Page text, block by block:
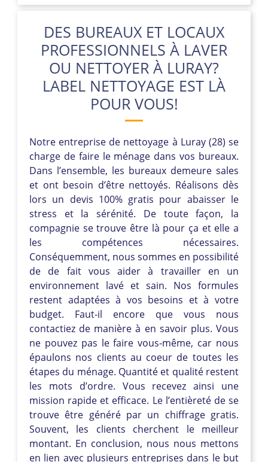
DES BUREAUX ET LOCAUX
PROFESSIONNELS À LAVER
OU NETTOYER À LURAY?
LABEL NETTOYAGE EST LÀ
POUR VOUS!
Notre entreprise de nettoyage à Luray (28) se
charge de faire le ménage dans vos bureaux.
Dans l’ensemble, les bureaux demeure sales
et ont besoin d’être nettoyés. Réalisons dès
lors un devis 100% gratis pour abaisser le
stress et la sérénité. De toute façon, la
compagnie se trouve être là pour ça et elle a
les compétences nécessaires.
Conséquemment, nous sommes en possibilité
de de fait vous aider à travailler en un
environnement lavé et sain. Nos formules
restent adaptées à vos besoins et à votre
budget. Faut-il encore que vous nous
contactiez de manière à en savoir plus. Vous
ne pouvez pas le faire vous-même, car nous
épaulons nos clients au coeur de toutes les
étapes du ménage. Quantité et qualité restent
les mots d’ordre. Vous recevez ainsi une
mission rapide et efficace. Le l’entièreté de se
trouve être généré par un chiffrage gratis.
Souvent, les clients cherchent le meilleur
montant. En conclusion, nous nous mettons
en lien avec plusieurs entreprises dans le but